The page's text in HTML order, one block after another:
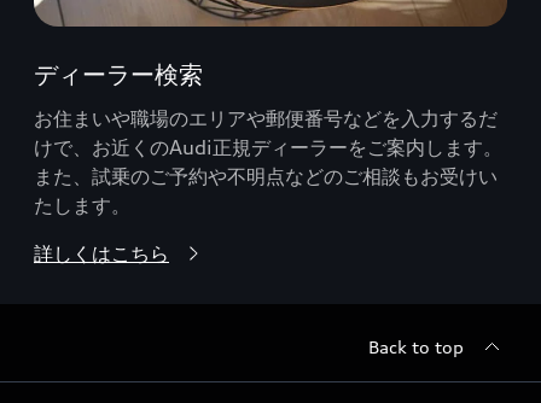
ディーラー検索
お住まいや職場のエリアや郵便番号などを入力するだ
けで、お近くのAudi正規ディーラーをご案内します。
また、試乗のご予約や不明点などのご相談もお受けい
たします。
詳しくはこちら
Back to top